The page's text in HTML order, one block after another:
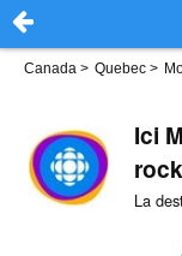
Canada > Quebec >
Ici
rock
La